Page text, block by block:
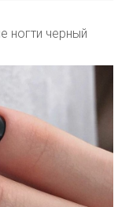
ногти черный